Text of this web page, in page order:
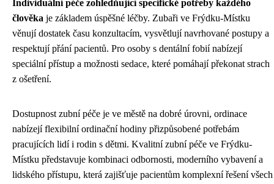
Individuální péče zohledňující specifické potřeby každého
člověka je základem úspěšné léčby. Zubaři ve Frýdku-Místku
věnují dostatek času konzultacím, vysvětlují navrhované postupy a
respektují přání pacientů. Pro osoby s dentální fobií nabízejí
speciální přístup a možnosti sedace, které pomáhají překonat strach
z ošetření.
Dostupnost zubní péče je ve městě na dobré úrovni, ordinace
nabízejí flexibilní ordinační hodiny přizpůsobené potřebám
pracujících lidí i rodin s dětmi. Kvalitní zubní péče ve Frýdku-
Místku představuje kombinaci odbornosti, moderního vybavení a
lidského přístupu, která zajišťuje pacientům komplexní řešení všech